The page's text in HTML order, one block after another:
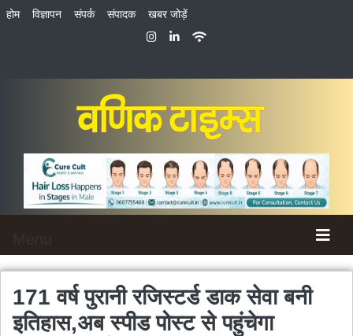
होम विज्ञापन संपर्क संपादक खबर जोड़ें
171 वर्ष पुरानी रजिस्टर्ड डाक सेवा बनी
इतिहास,अब स्पीड पोस्ट से पहुंचेगा